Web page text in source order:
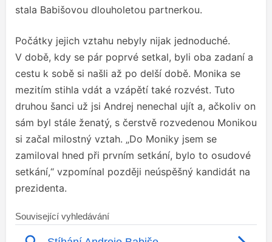
stala Babišovou dlouholetou partnerkou.
Počátky jejich vztahu nebyly nijak jednoduché.
V době, kdy se pár poprvé setkal, byli oba zadaní a
cestu k sobě si našli až po delší době. Monika se
mezitím stihla vdát a vzápětí také rozvést. Tuto
druhou šanci už jsi Andrej nenechal ujít a, ačkoliv on
sám byl stále ženatý, s čerstvě rozvedenou Monikou
si začal milostný vztah. „Do Moniky jsem se
zamiloval hned při prvním setkání, bylo to osudové
setkání,“ vzpomínal později neúspěšný kandidát na
prezidenta.